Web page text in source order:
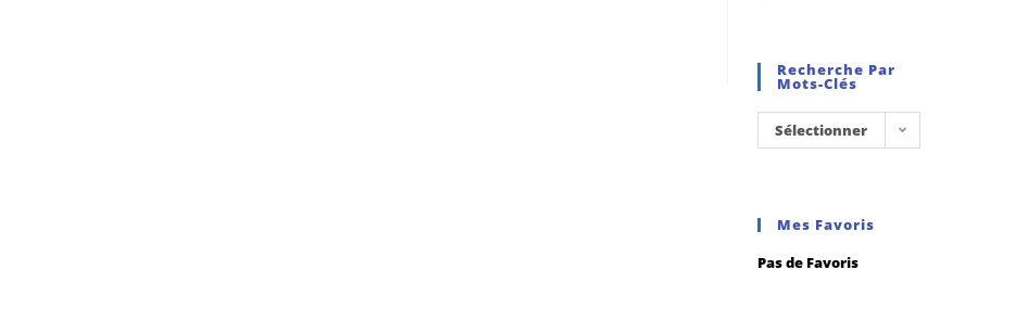
Recherche Par
Mots-Clés
Sélectionner
Mes Favoris
Pas de Favoris